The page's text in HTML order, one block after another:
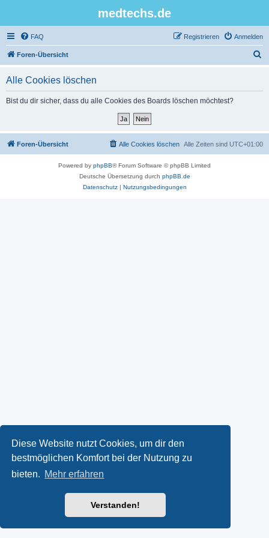
Diese Website nutzt Cookies, um dir den
bestmöglichen Komfort bei der Nutzung zu
bieten. Mehr erfahren
Verstanden!
medtechs.de
FAQ Anmelden
Registrieren
Foren-Übersicht
Alle Cookies löschen
Bist du dir sicher, dass du alle Cookies des Boards löschen möchtest?
Foren-Übersicht Alle Zeiten sind UTC+01:00
Alle Cookies löschen
Powered by phpBB® Forum Software © phpBB Limited
Deutsche Übersetzung durch phpBB.de
Datenschutz| Nutzungsbedingungen